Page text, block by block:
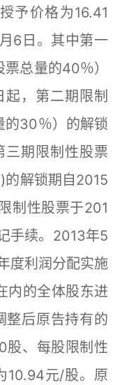
予价格为16.41
6日。其中第一
总量的40％）
，第二期限制
的30％）的解锁
期限制性股票
的解锁期自2015
制性股票于201
手续。2013年5
度利润分配实施
内的全体股东进
整后原告持有的
股、每股限制性
10.94元/股。原